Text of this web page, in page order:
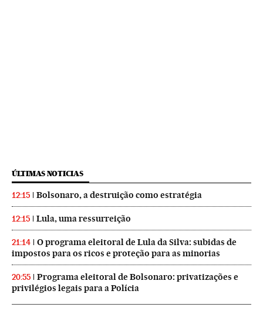
ÚLTIMAS NOTICIAS
12:15 Bolsonaro, a destruição como estratégia
12:15 Lula, uma ressurreição
21:14
O programa eleitoral de Lula da Silva: subidas de
impostos para os ricos e proteção para as minorias
20:55
Programa eleitoral de Bolsonaro: privatizações e
privilégios legais para a Polícia